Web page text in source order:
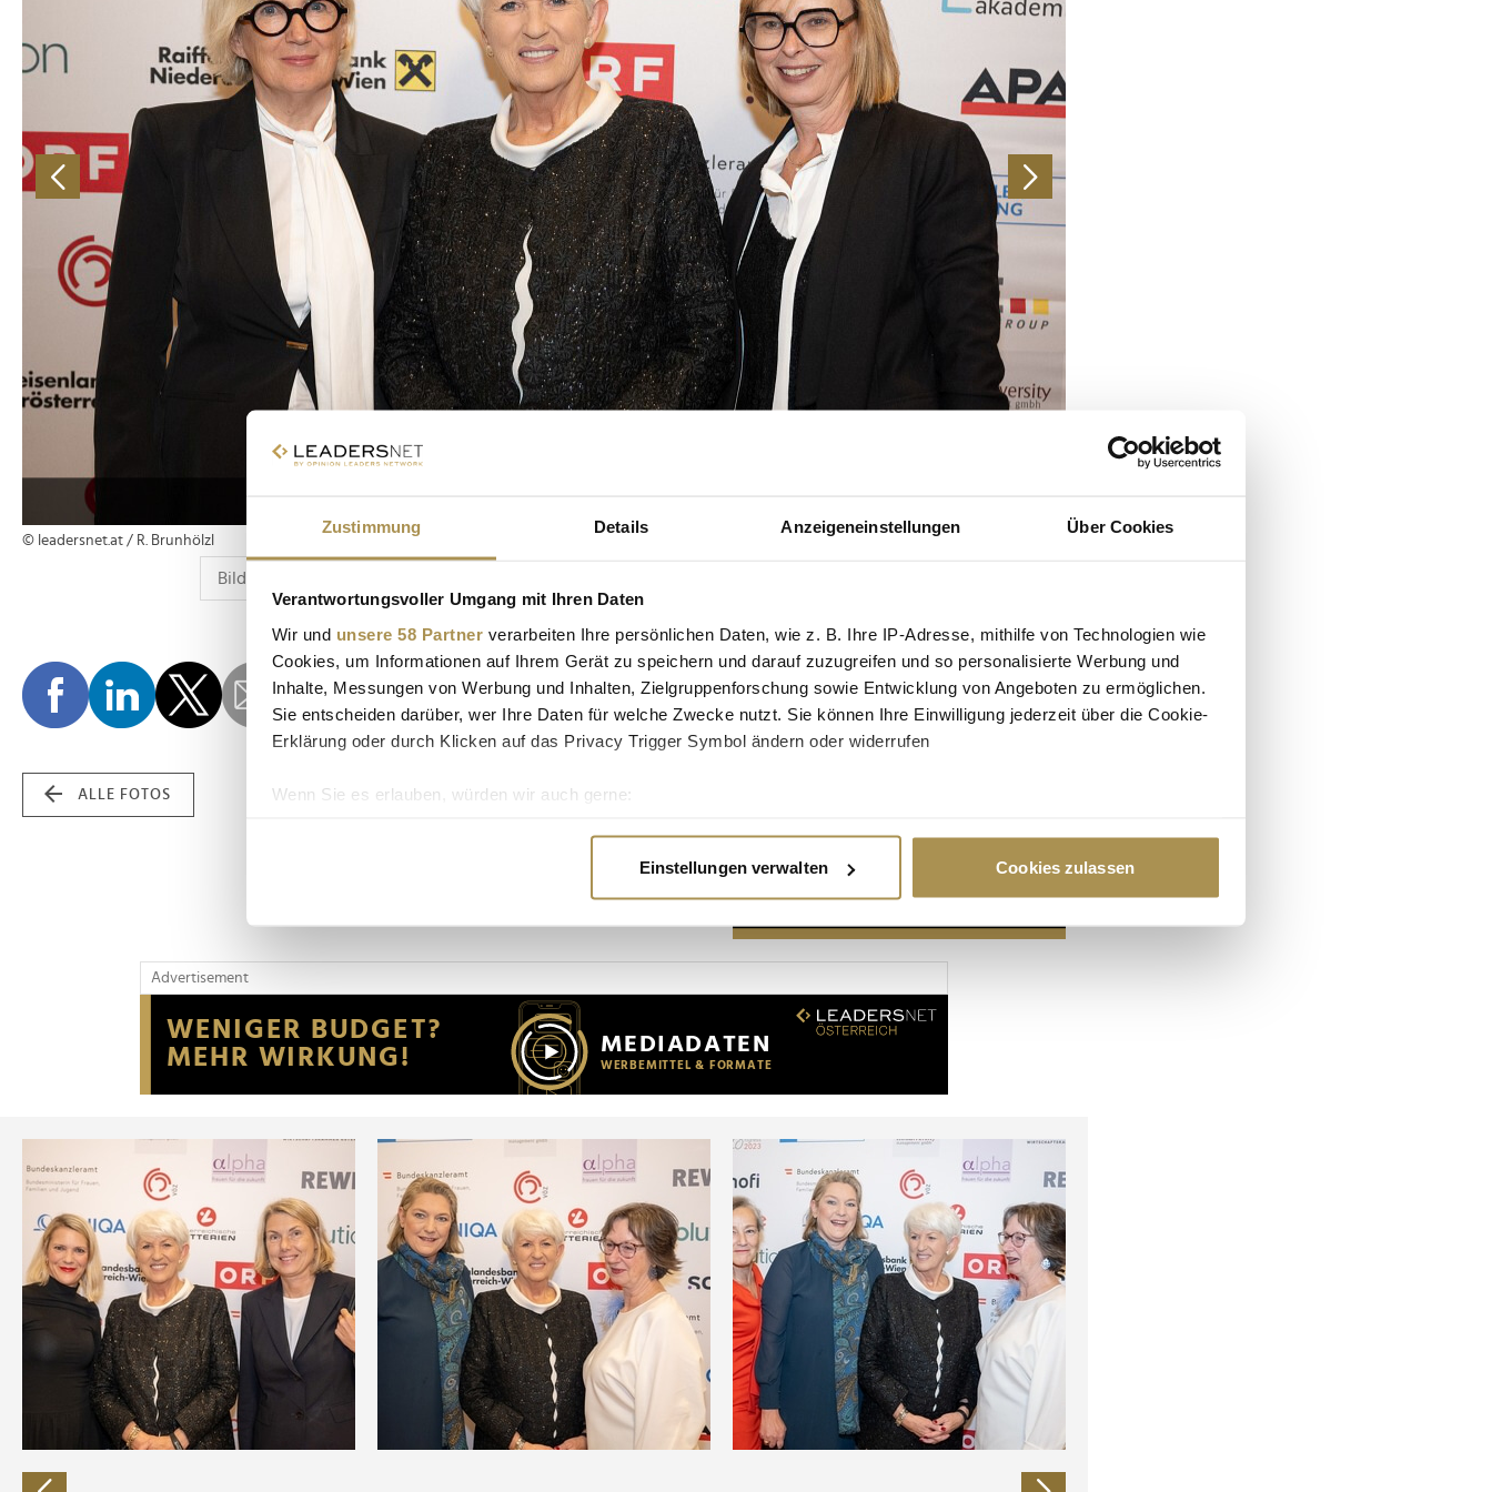
Zustimmung Details Anzeigeneinstellungen Über Cookies
Verantwortungsvoller Umgang mit Ihren Daten
Wir und unsere 58 Partner verarbeiten Ihre persönlichen Daten, wie z. B. Ihre IP-Adresse, mithilfe von Technologien wie
Cookies, um Informationen auf Ihrem Gerät zu speichern und darauf zuzugreifen und so personalisierte Werbung und
Inhalte, Messungen von Werbung und Inhalten, Zielgruppenforschung sowie Entwicklung von Angeboten zu ermöglichen.
Sie entscheiden darüber, wer Ihre Daten für welche Zwecke nutzt. Sie können Ihre Einwilligung jederzeit über die Cookie-
Erklärung oder durch Klicken auf das Privacy Trigger Symbol ändern oder widerrufen
Wenn Sie es erlauben, würden wir auch gerne:
Erfahren Sie mehr darüber, wie Ihre persönlichen Daten verarbeitet werden, und legen Sie Ihre Präferenzen im
Wir verwenden Cookies, um Inhalte und Anzeigen zu personalisieren, Funktionen für soziale Medien anbieten zu können
Website an unsere Partner für soziale Medien, Werbung und Analysen weiter. Unsere Partner führen diese Informationen
möglicherweise mit weiteren Daten zusammen, die Sie ihnen bereitgestellt haben oder die sie im Rahmen Ihrer Nutzung
der Dienste gesammelt haben.
Einstellungen verwalten Cookies zulassen
© leadersnet.at / R. Brunhölzl
ALLE FOTOS
Advertisement
Advertisement